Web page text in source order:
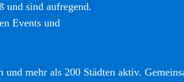
und sind aufregend.
Events und
mehr als 200 Städten aktiv.